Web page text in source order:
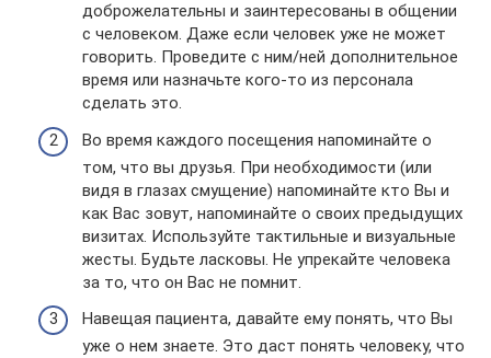
доброжелательны и заинтересованы в общении
с человеком. Даже если человек уже не может
говорить. Проведите с ним/ней дополнительное
время или назначьте кого-то из персонала
сделать это.
Во время каждого посещения напоминайте о
том, что вы друзья. При необходимости (или
видя в глазах смущение) напоминайте кто Вы и
как Вас зовут, напоминайте о своих предыдущих
визитах. Используйте тактильные и визуальные
жесты. Будьте ласковы. Не упрекайте человека
за то, что он Вас не помнит.
Навещая пациента, давайте ему понять, что Вы
уже о нем знаете. Это даст понять человеку, что